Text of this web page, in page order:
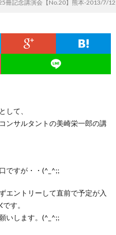
冊記念講演会【No.20】熊本-2013/7/12
して、
ンサルタントの美崎栄一郎の講
ですが・・(^_^;;
エントリーして直前で予定が入
す。
いします。(^_^;;